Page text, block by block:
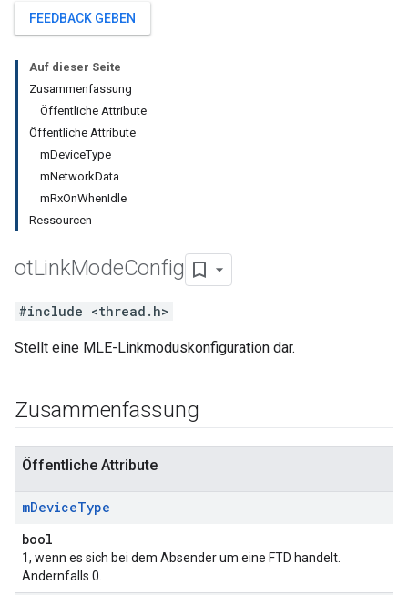
FEEDBACK GEBEN
Auf dieser Seite
Zusammenfassung
Öffentliche Attribute
Öffentliche Attribute
mDeviceType
mNetworkData
mRxOnWhenIdle
Ressourcen
otLinkModeConfig
#include <thread.h>
Stellt eine MLE-Linkmoduskonfiguration dar.
Zusammenfassung
Öffentliche Attribute
mDeviceType
bool
1, wenn es sich bei dem Absender um eine FTD handelt.
Andernfalls 0.